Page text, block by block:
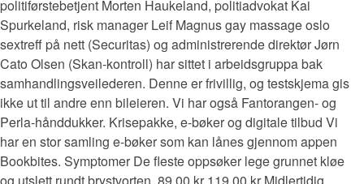
politiførstebetjent Morten Haukeland, politiadvokat Kai
Spurkeland, risk manager Leif Magnus gay massage oslo
sextreff på nett (Securitas) og administrerende direktør Jørn
Cato Olsen (Skan-kontroll) har sittet i arbeidsgruppa bak
samhandlingsveilederen. Denne er frivillig, og testskjema gis
ikke ut til andre enn bileieren. Vi har også Fantorangen- og
Perla-hånddukker. Krisepakke, e-bøker og digitale tilbud Vi
har en stor samling e-bøker som kan lånes gjennom appen
Bookbites. Symptomer De fleste oppsøker lege grunnet kløe
og utslett rundt brystvorten. 89,00 kr 119,00 kr Midlertidig